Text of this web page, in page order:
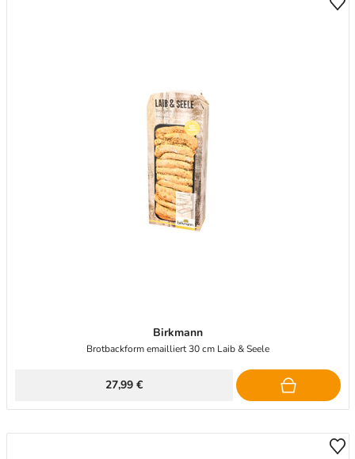
Birkmann
Brotbackform emailliert 30 cm Laib & Seele
27,99 €